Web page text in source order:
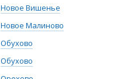
Новое Вишенье
Новое Малиново
Обухово
Обухово